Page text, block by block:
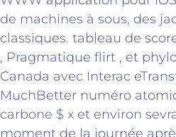
de machines à sous, des
classiques. tableau de
, Pragmatique flirt , et
Canada avec Interac
MuchBetter numéro
carbone $ x et environ
moment de la journée